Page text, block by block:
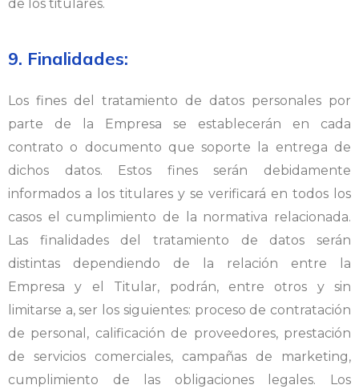
de los titulares.
9. Finalidades:
Los fines del tratamiento de datos personales por
parte de la Empresa se establecerán en cada
contrato o documento que soporte la entrega de
dichos datos. Estos fines serán debidamente
informados a los titulares y se verificará en todos los
casos el cumplimiento de la normativa relacionada.
Las finalidades del tratamiento de datos serán
distintas dependiendo de la relación entre la
Empresa y el Titular, podrán, entre otros y sin
limitarse a, ser los siguientes: proceso de contratación
de personal, calificación de proveedores, prestación
de servicios comerciales, campañas de marketing,
cumplimiento de las obligaciones legales. Los